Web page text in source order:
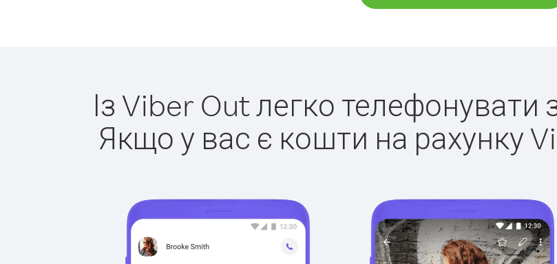
Із Viber Out легко телефонувати
Якщо у вас є кошти на рахунку